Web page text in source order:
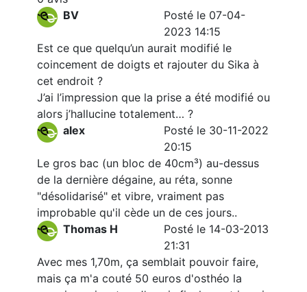
BV
Posté le 07-04-
2023 14:15
Est ce que quelqu’un aurait modifié le
coincement de doigts et rajouter du Sika à
cet endroit ?
J’ai l’impression que la prise a été modifié ou
alors j’hallucine totalement… ?
alex
Posté le 30-11-2022
20:15
Le gros bac (un bloc de 40cm³) au-dessus
de la dernière dégaine, au réta, sonne
"désolidarisé" et vibre, vraiment pas
improbable qu'il cède un de ces jours..
Thomas H
Posté le 14-03-2013
21:31
Avec mes 1,70m, ça semblait pouvoir faire,
mais ça m'a couté 50 euros d'osthéo la